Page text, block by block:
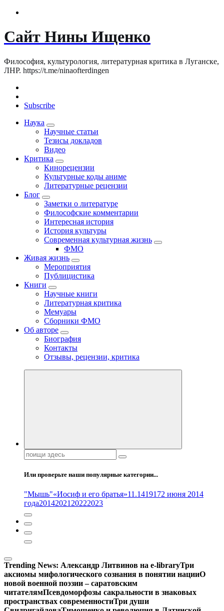
Сайт Нины Ищенко
Философия, культурология, литературная критика в Луганске,
ЛНР. https://t.me/ninaofterdingen
Subscribe
Наука
Научные статьи
Тезисы докладов
Видео
Критика
Кинорецензии
Культурные коды аниме
Литературные рецензии
Блог
Заметки о литературе
Философские комментарии
Интересная история
История культуры
Современная культурная жизнь
ФМО
Живая жизнь
Мероприятия
Публицистика
Книги
Научные книги
Литературная критика
Мемуары
Сборники ФМО
Об авторе
Биография
Контакты
Отзывы, рецензии, критика
Поиск:
Или проверьте наши популярные категории...
"Мышь"«Иосиф и его братья»11.1419172 июня 2014
года20142021 20222023
Trending News: Александр Литвинов на e-libraryТри
аксиомы мифологического сознания в понятии нацииО
новой военной поэзии – саратовским
читателямПсевдоморфозы сакральности в знаковых
пространствах современностиТри души